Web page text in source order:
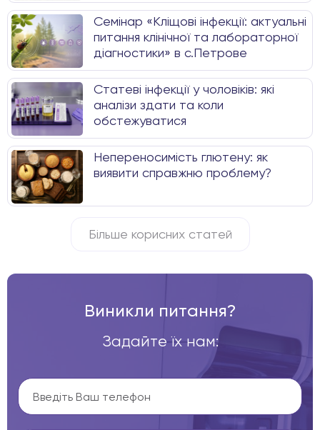
Семінар «Кліщові інфекції: актуальні
питання клінічної та лабораторної
діагностики» в с.Петрове
Статеві інфекції у чоловіків: які
аналізи здати та коли
обстежуватися
Непереносимість глютену: як
виявити справжню проблему?
Більше корисних статей
Виникли питання?
Задайте їх нам: